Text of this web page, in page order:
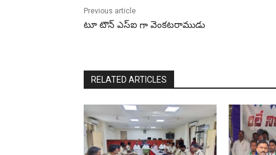
Previous article
టూ టౌన్ ఎస్ఐ గా వెంకటరాముడు
RELATED ARTICLES